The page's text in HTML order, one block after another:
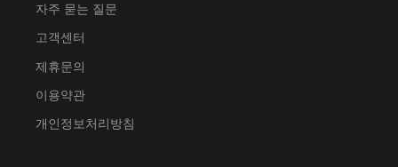
자주 묻는 질문
고객센터
제휴문의
이용약관
개인정보처리방침